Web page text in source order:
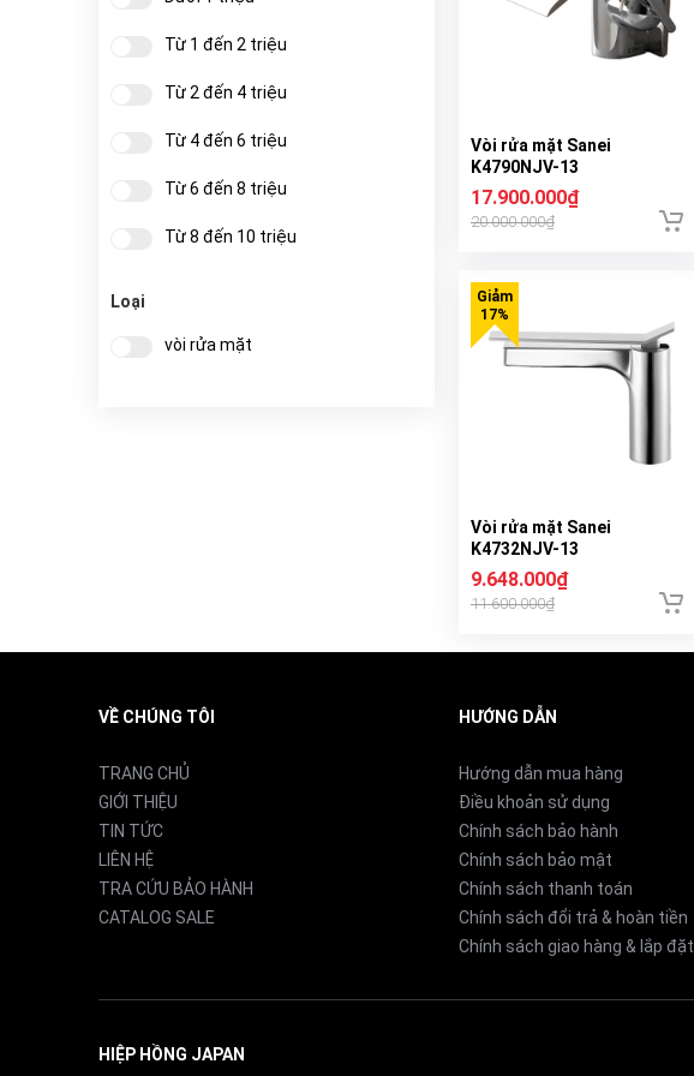
Từ 1 đến 2 triệu
Từ 2 đến 4 triệu
Từ 4 đến 6 triệu
Từ 6 đến 8 triệu
Từ 8 đến 10 triệu
Từ 20 đến 40 triệu
Loại
vòi rửa mặt
Vòi rửa mặt Sanei
K4790NJV-13
17.900.000₫
20.000.000₫
Vòi rửa mặt Sanei
K4732NJV-13
9.648.000₫
11.600.000₫
VỀ CHÚNG TÔI
TRANG CHỦ
GIỚI THIỆU
TIN TỨC
LIÊN HỆ
TRA CỨU BẢO HÀNH
CATALOG SALE
HƯỚNG DẪN
Hướng dẫn mua hàng
Điều khoản sử dụng
Chính sách bảo hành
Chính sách bảo mật
Chính sách thanh toán
Chính sách đổi trả & hoàn tiền
Chính sách giao hàng & lắp đặt
HIỆP HỒNG JAPAN